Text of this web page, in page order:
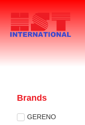
Brands
GERENO